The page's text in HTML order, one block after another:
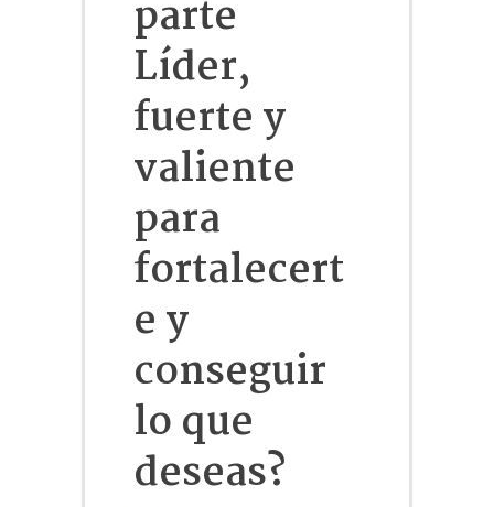
parte
Líder,
fuerte y
valiente
para
fortalecert
e y
conseguir
lo que
deseas?